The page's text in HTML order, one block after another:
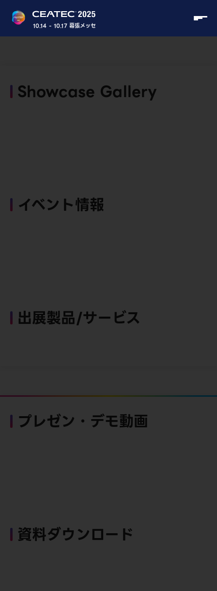
10.14 - 10.17 幕張メッセ
Showcase Gallery
イベント情報
出展製品/サービス
プレゼン・デモ動画
資料ダウンロード